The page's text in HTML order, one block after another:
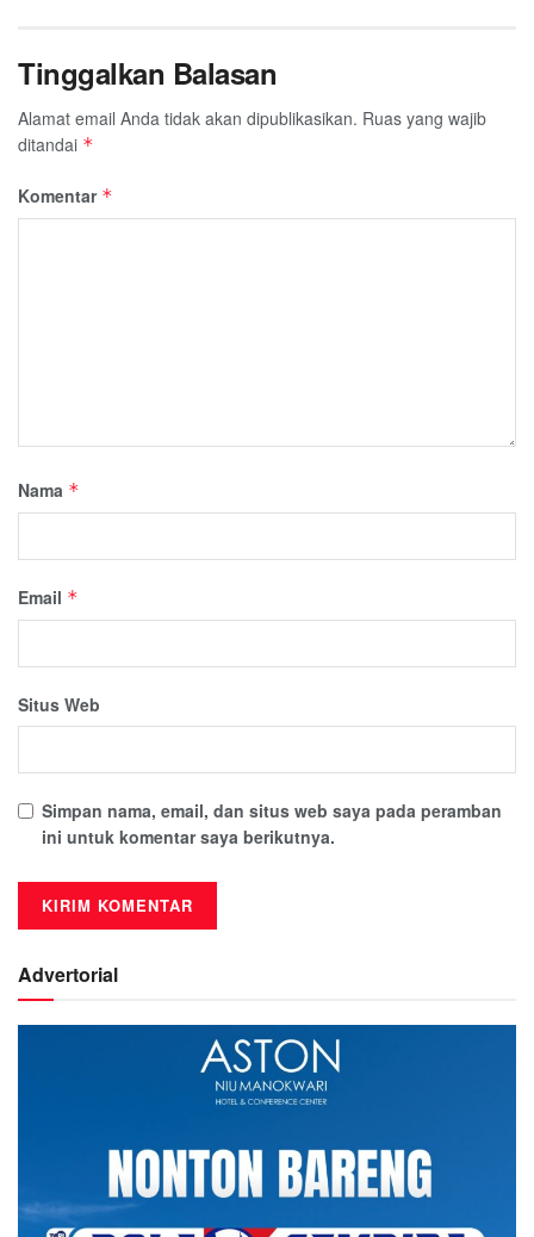
Tinggalkan Balasan
Alamat email Anda tidak akan dipublikasikan. Ruas yang wajib
ditandai *
Komentar *
Nama *
Email *
Situs Web
Simpan nama, email, dan situs web saya pada peramban
ini untuk komentar saya berikutnya.
Advertorial